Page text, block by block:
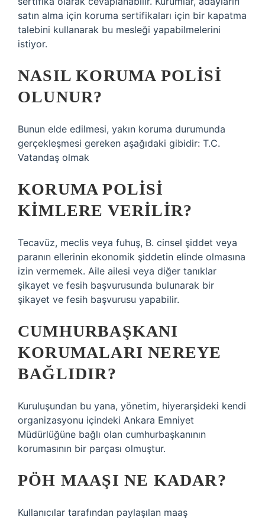
satın alma için koruma sertifikaları için bir kapatma
talebini kullanarak bu mesleği yapabilmelerini
istiyor.
NASIL KORUMA POLISI
OLUNUR?
Bunun elde edilmesi, yakın koruma durumunda
gerçekleşmesi gereken aşağıdaki gibidir: T.C.
Vatandaş olmak
KORUMA POLISI
KIMLERE VERILIR?
Tecavüz, meclis veya fuhuş, B. cinsel şiddet veya
paranın ellerinin ekonomik şiddetin elinde olmasına
izin vermemek. Aile ailesi veya diğer tanıklar
şikayet ve fesih başvurusunda bulunarak bir
şikayet ve fesih başvurusu yapabilir.
CUMHURBAŞKANI
KORUMALARI NEREYE
BAĞLIDIR?
Kuruluşundan bu yana, yönetim, hiyerarşideki kendi
organizasyonu içindeki Ankara Emniyet
Müdürlüğüne bağlı olan cumhurbaşkanının
korumasının bir parçası olmuştur.
PÖH MAAŞI NE KADAR?
Kullanıcılar tarafından paylaşılan maaş